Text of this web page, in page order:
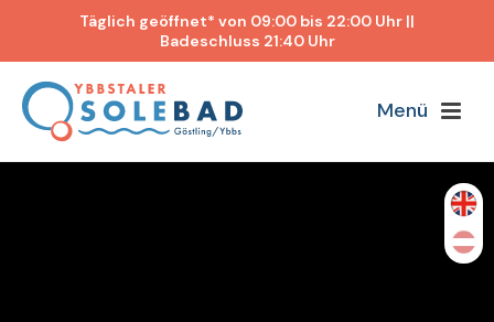
Täglich geöffnet* von 09:00 bis 22:00 Uhr ||
Badeschluss 21:40 Uhr